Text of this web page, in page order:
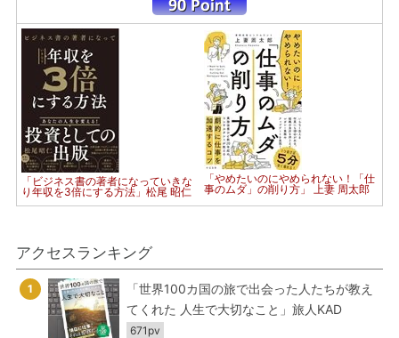
「ビジネス書の著者になっていきな
り年収を3倍にする方法」松尾 昭仁
「やめたいのにやめられない！「仕
事のムダ」の削り方」 上妻 周太郎
アクセスランキング
1
「世界100カ国の旅で出会った人たちが教え
てくれた 人生で大切なこと」旅人KAD
671pv